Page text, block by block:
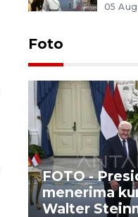
05
Foto
FOTO -
menerima
Walter